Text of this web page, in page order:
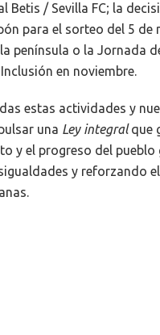
Betis / Sevilla FC; la
para el sorteo del 5 de
península o la Jornada
en noviembre.
estas actividades y
una Ley integralque
y el progreso del
y reforzando